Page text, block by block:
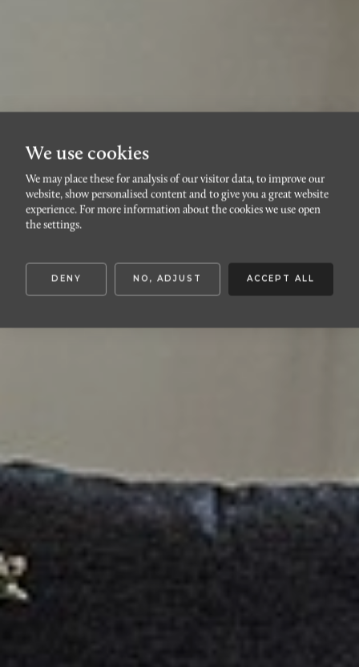
VÄRNHEM
We use cookies
We may place these for analysis of our visitor data, to improve our
website, show personalised content and to give you a great website
experience. For more information about the cookies we use open
the settings.
DENY NO, ADJUST ACCEPT ALL